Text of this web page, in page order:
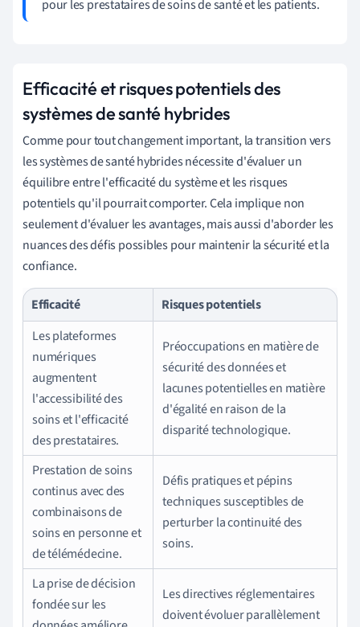
pour les prestataires de soins de santé et les patients.
Efficacité et risques potentiels des
systèmes de santé hybrides
Comme pour tout changement important, la transition vers
les systèmes de santé hybrides nécessite d'évaluer un
équilibre entre l'efficacité du système et les risques
potentiels qu'il pourrait comporter. Cela implique non
seulement d'évaluer les avantages, mais aussi d'aborder les
nuances des défis possibles pour maintenir la sécurité et la
confiance.
Efficacité
Risques potentiels
Les plateformes
numériques
augmentent
l'accessibilité des
soins et l'efficacité
des prestataires.
Préoccupations en matière de
sécurité des données et
lacunes potentielles en matière
d'égalité en raison de la
disparité technologique.
Prestation de soins
continus avec des
combinaisons de
soins en personne et
de télémédecine.
Défis pratiques et pépins
techniques susceptibles de
perturber la continuité des
soins.
La prise de décision
fondée sur les
Les directives réglementaires
doivent évoluer parallèlement